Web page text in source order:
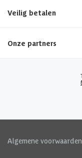
Veilig betalen
Onze partners
Algemene voorwaarden